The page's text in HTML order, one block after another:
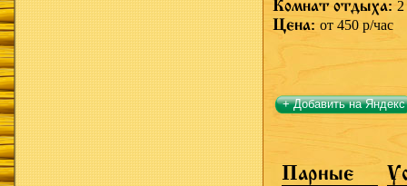
Комнат отдыха: 2
Цена: от 450 р/час
+ Добавить на Яндекс
Парные